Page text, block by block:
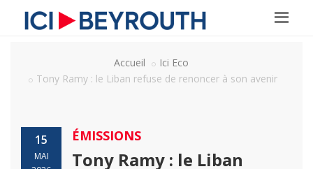
Accueil
Ici Eco
Tony Ramy : le Liban refuse de renoncer à son avenir
15
MAI
ÉMISSIONS
Tony Ramy : le Liban